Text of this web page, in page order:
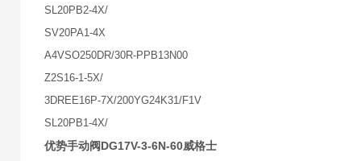
SL20PB2-4X/
SV20PA1-4X
A4VSO250DR/30R-PPB13N00
Z2S16-1-5X/
3DREE16P-7X/200YG24K31/F1V
SL20PB1-4X/
优势手动阀DG17V-3-6N-60威格士